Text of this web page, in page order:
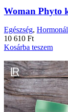
Woman Phyto
Egészség,
10 610 Ft
Kosárba teszem